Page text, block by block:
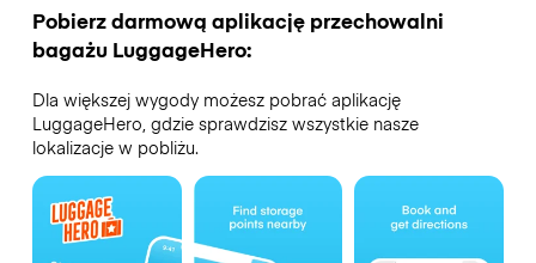
Pobierz darmową aplikację przechowalni
bagażu LuggageHero:
Dla większej wygody możesz pobrać aplikację
LuggageHero, gdzie sprawdzisz wszystkie nasze
lokalizacje w pobliżu.